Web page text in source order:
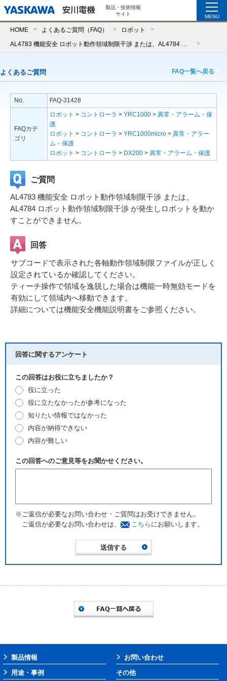
製品・技術情報
サイト
MENU
HOME よくあるご質問（FAQ） ロボット
よくあるご質問 FAQ一覧へ戻る
No. FAQ-31428
FAQカテ
ゴリ
ロボット > コントローラ > YRC1000 > 異常・アラーム・保
護
ロボット > コントローラ > YRC1000micro > 異常・アラー
ム・保護
ロボット > コントローラ > DX200 > 異常・アラーム・保護
ご質問
AL4783 機能安全 ロボット動作領域制限干渉 または、
AL4784 ロボット動作領域制限干渉 が発生しロボットを動か
すことができません。
回答
サブコードで表示された各軸動作領域制限ファイルが正しく
設定されているか確認してください。
ティーチ操作で領域を逸脱した場合は機能一時無効モードを
有効にして領域内へ移動できます。
詳細については機能安全機能説明書をご参照ください。
回答に関するアンケート
この回答はお役に立ちましたか？
役に立った
役に立たなかったが参考になった
知りたい情報ではなかった
内容が納得できない
内容が難しい
この回答へのご意見等をお聞かせください。
※ご返信が必要なお問い合わせ・ご質問はお受けできません。
ご返信が必要なお問い合わせは、
こちら にお願いします。
製品情報
用途・事例
お問い合わせ
その他